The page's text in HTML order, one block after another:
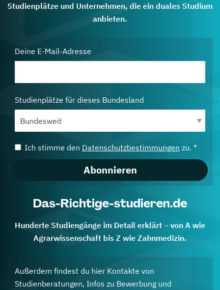
Studienplätze und Unternehmen, die ein duales Studium
anbieten.
Deine E-Mail-Adresse
Studienplätze für dieses Bundesland
Ich stimme den Datenschutzbestimmungen zu. *
Abonnieren
Das-Richtige-studieren.de
Hunderte Studiengänge im Detail erklärt – von A wie
Agrarwissenschaft bis Z wie Zahnmedizin.
Außerdem findest du hier Kontakte von
Studienberatungen, Infos zu Bewerbung und